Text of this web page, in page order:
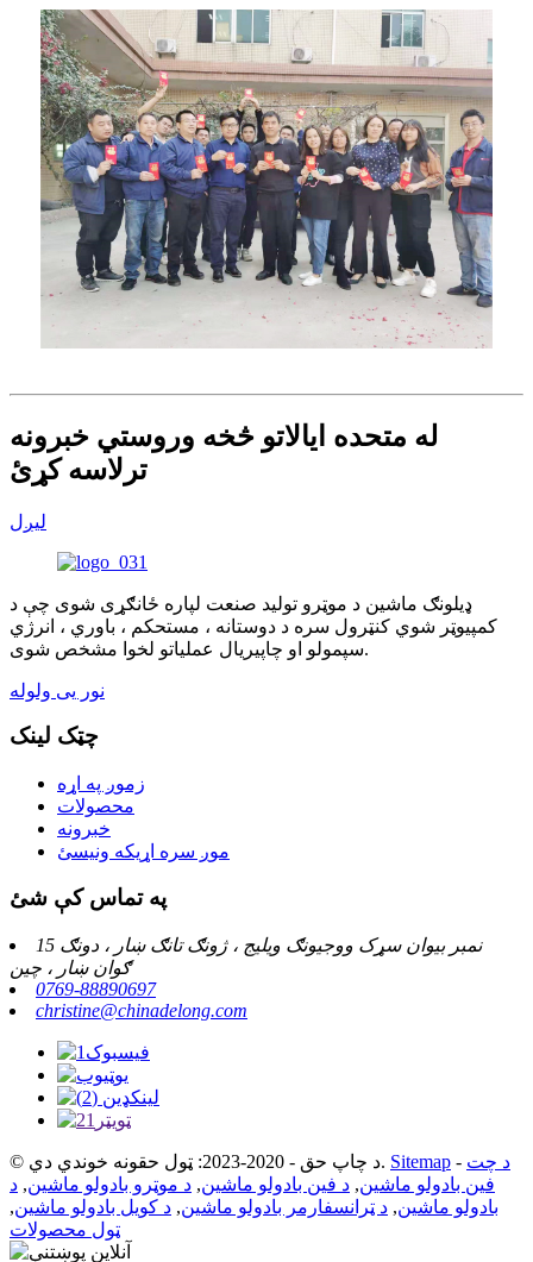
له متحده ایالاتو څخه وروستي خبرونه
ترلاسه کړئ
لیږل
ډیلونګ ماشین د موټرو تولید صنعت لپاره ځانګړی شوی چې د
کمپیوټر شوي کنټرول سره د دوستانه ، مستحکم ، باوري ، انرژي
سپمولو او چاپیریال عملیاتو لخوا مشخص شوی.
نور یی ولوله
چټک لینک
زموږ په اړه
محصولات
خبرونه
موږ سره اړیکه ونیسئ
په تماس کې شئ
15 نمبر بیوان سړک ووجیونګ ویلیج ، ژونګ تانګ ښار ، دونګ
ګوان ښار ، چین
0769-88890697
christine@chinadelong.com
© د چاپ حق - 2020-2023: ټول حقونه خوندي دي. Sitemap - د چت
فین بادولو ماشین, د فین بادولو ماشین, د موټرو بادولو ماشین, د
بادولو ماشین, د ټرانسفارمر بادولو ماشین, د کویل بادولو ماشین,
ټول محصولات